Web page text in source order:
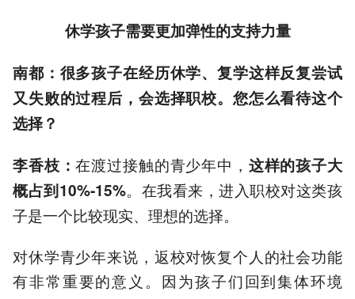
休学孩子需要更加弹性的支持力量
南都：很多孩子在经历休学、复学这样反复尝试
又失败的过程后， 会选择职校。 您怎么看待这个
选择？
李香枝 ：在渡过接触的青少年中， 这样的孩子大
概占到10%-15%。在我看来，进入职校对这类孩
子是一个比较现实、理想的选择。
对休学青少年来说，返校对恢复个人的社会功能
有非常重要的意义。因为孩子们回到集体环境